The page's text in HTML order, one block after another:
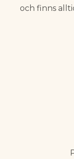
och finns